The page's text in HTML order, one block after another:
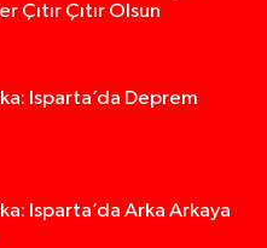
Çıtır Çıtır Olsun
Isparta’da Deprem
Isparta’da Arka Arkaya